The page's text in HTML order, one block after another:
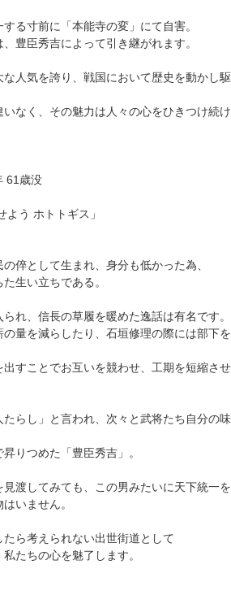
る寸前に「本能寺の変」にて自害。
豊臣秀吉によって引き継がれます。
人気を誇り、戦国において歴史を動かし駆
なく、その魅力は人々の心をひきつけ続け
61歳没
よう ホトトギス」
倅として生まれ、身分も低かった為、
生い立ちである。
れ、信長の草履を暖めた逸話は有名です。
量を減らしたり、石垣修理の際には部下を
すことでお互いを競わせ、工期を短縮させ
らし」と言われ、次々と武将たち自分の味
りつめた「豊臣秀吉」。
渡してみても、この男みたいに天下統一を
いません。
ら考えられない出世街道として
たちの心を魅了します。